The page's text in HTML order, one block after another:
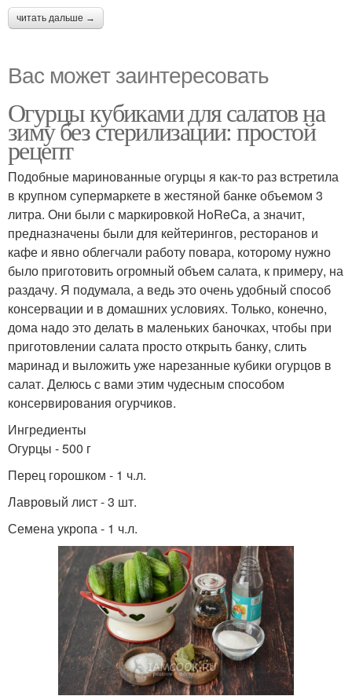
читать дальше →
Вас может заинтересовать
Огурцы кубиками для салатов на
зиму без стерилизации: простой
рецепт
Подобные маринованные огурцы я как-то раз встретила
в крупном супермаркете в жестяной банке объемом 3
литра. Они были с маркировкой HoReCa, а значит,
предназначены были для кейтерингов, ресторанов и
кафе и явно облегчали работу повара, которому нужно
было приготовить огромный объем салата, к примеру, на
раздачу. Я подумала, а ведь это очень удобный способ
консервации и в домашних условиях. Только, конечно,
дома надо это делать в маленьких баночках, чтобы при
приготовлении салата просто открыть банку, слить
маринад и выложить уже нарезанные кубики огурцов в
салат. Делюсь с вами этим чудесным способом
консервирования огурчиков.
Ингредиенты
Огурцы - 500 г
Перец горошком - 1 ч.л.
Лавровый лист - 3 шт.
Семена укропа - 1 ч.л.